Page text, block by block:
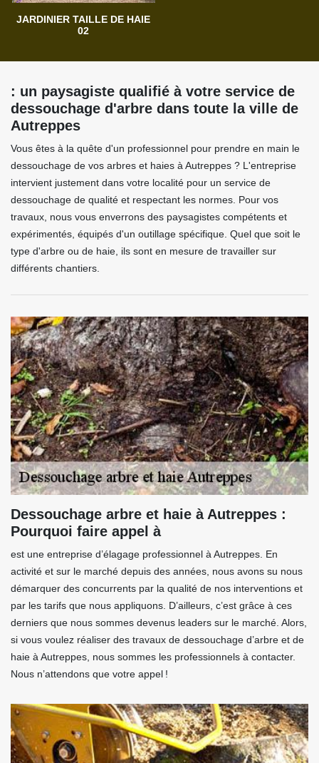
JARDINIER TAILLE DE HAIE
02
: un paysagiste qualifié à votre service de
dessouchage d'arbre dans toute la ville de
Autreppes
Vous êtes à la quête d'un professionnel pour prendre en main le
dessouchage de vos arbres et haies à Autreppes ? L'entreprise
intervient justement dans votre localité pour un service de
dessouchage de qualité et respectant les normes. Pour vos
travaux, nous vous enverrons des paysagistes compétents et
expérimentés, équipés d'un outillage spécifique. Quel que soit le
type d'arbre ou de haie, ils sont en mesure de travailler sur
différents chantiers.
Dessouchage arbre et haie à Autreppes :
Pourquoi faire appel à
est une entreprise d’élagage professionnel à Autreppes. En
activité et sur le marché depuis des années, nous avons su nous
démarquer des concurrents par la qualité de nos interventions et
par les tarifs que nous appliquons. D’ailleurs, c’est grâce à ces
derniers que nous sommes devenus leaders sur le marché. Alors,
si vous voulez réaliser des travaux de dessouchage d’arbre et de
haie à Autreppes, nous sommes les professionnels à contacter.
Nous n’attendons que votre appel !